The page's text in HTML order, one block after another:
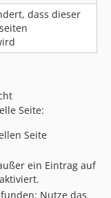
dass dieser
Seite:
Seite
ein Eintrag auf
aktiviert.
Nutze das